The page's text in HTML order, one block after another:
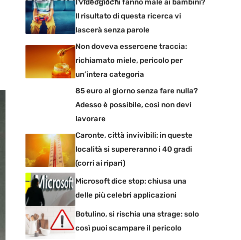
I videogiochi fanno male ai bambini?
Il risultato di questa ricerca vi
lascerà senza parole
Non doveva essercene traccia:
richiamato miele, pericolo per
un’intera categoria
85 euro al giorno senza fare nulla?
Adesso è possibile, così non devi
lavorare
Caronte, città invivibili: in queste
località si supereranno i 40 gradi
(corri ai ripari)
Microsoft dice stop: chiusa una
delle più celebri applicazioni
Botulino, si rischia una strage: solo
così puoi scampare il pericolo